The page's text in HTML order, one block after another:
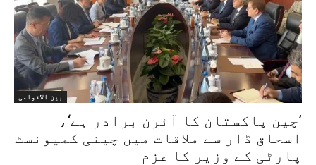
بین الاقوامی
’چین پاکستان کا آئرن برادر ہے‘،
اسحاق ڈار سے ملاقات میں چینی کمیونسٹ
پارٹی کے وزیر کا عزم